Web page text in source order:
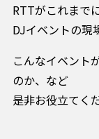
RTTがこれまで
DJイベントの現
こんなイベント
のか、など
是非お役立てく